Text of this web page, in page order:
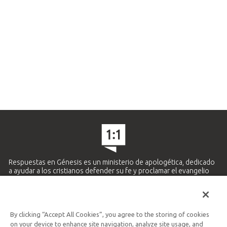
Respuestas en Génesis es un ministerio de apologética, dedicado
a ayudar a los cristianos defender su fe y proclamar el evangelio
Ministerio Hispano y Latinoamericano
By clicking “Accept All Cookies”, you agree to the storing of cookies
on your device to enhance site navigation, analyze site usage, and